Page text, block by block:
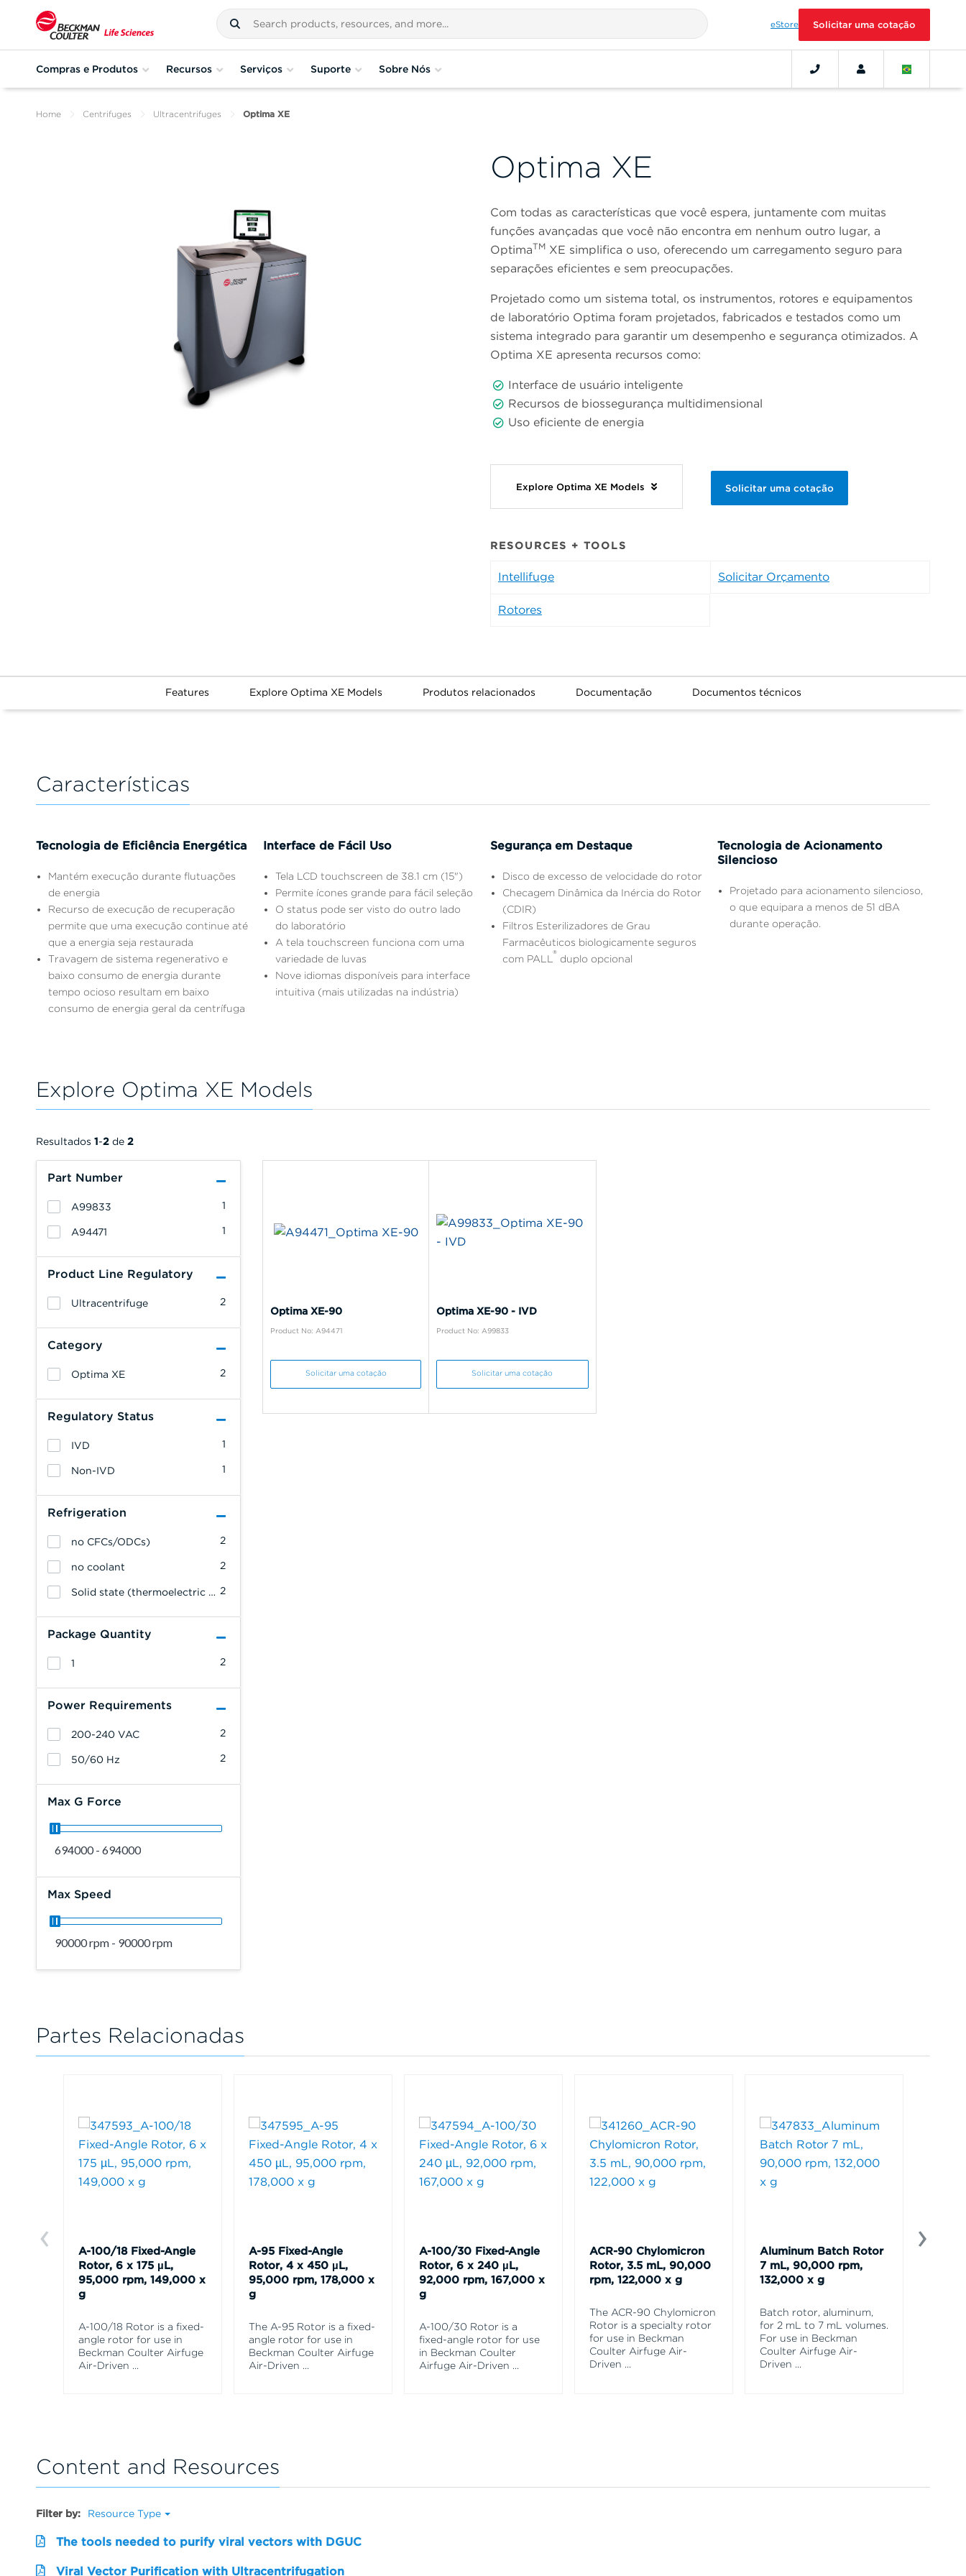
eStore Solicitar uma cotação
Compras e Produtos Recursos Serviços Suporte Sobre Nós
Home Centrifuges Ultracentrifuges Optima XE
Optima XE
Com todas as características que você espera, juntamente com muitas
funções avançadas que você não encontra em nenhum outro lugar, a
OptimaTM XE simplifica o uso, oferecendo um carregamento seguro para
separações eficientes e sem preocupações.
Projetado como um sistema total, os instrumentos, rotores e equipamentos
de laboratório Optima foram projetados, fabricados e testados como um
sistema integrado para garantir um desempenho e segurança otimizados. A
Optima XE apresenta recursos como:
Interface de usuário inteligente
Recursos de biossegurança multidimensional
Uso eficiente de energia
Explore Optima XE Models Solicitar uma cotação
RESOURCES + TOOLS
Intellifuge Solicitar Orçamento
Rotores
Features Explore Optima XE Models Produtos relacionados Documentação Documentos técnicos
Características
Tecnologia de Eficiência Energética
Mantém execução durante flutuações
de energia
Recurso de execução de recuperação
permite que uma execução continue até
que a energia seja restaurada
Travagem de sistema regenerativo e
baixo consumo de energia durante
tempo ocioso resultam em baixo
consumo de energia geral da centrífuga
Interface de Fácil Uso
Tela LCD touchscreen de 38.1 cm (15")
Permite ícones grande para fácil seleção
O status pode ser visto do outro lado
do laboratório
A tela touchscreen funciona com uma
variedade de luvas
Nove idiomas disponíveis para interface
intuitiva (mais utilizadas na indústria)
Segurança em Destaque
Disco de excesso de velocidade do rotor
Checagem Dinâmica da Inércia do Rotor
(CDIR)
Filtros Esterilizadores de Grau
Farmacêuticos biologicamente seguros
com PALL ® duplo opcional
Tecnologia de Acionamento
Silencioso
Projetado para acionamento silencioso,
o que equipara a menos de 51 dBA
durante operação.
Explore Optima XE Models
Part Number
1
A99833
1
A94471
Product Line Regulatory
2
Ultracentrifuge
Category
2
Optima XE
Regulatory Status
1
IVD
1
Non-IVD
Refrigeration
2
no CFCs/ODCs)
2
no coolant
2
Solid state (thermoelectric temperature control system with forced air
Package Quantity
2
1
Power Requirements
2
200-240 VAC
2
50/60 Hz
Max G Force
694000 - 694000
Max Speed
90000 rpm - 90000 rpm
Resultados 1-2 de 2
Optima XE-90
Product No: A94471
Solicitar uma cotação
Optima XE-90 - IVD
Product No: A99833
Solicitar uma cotação
Partes Relacionadas
A-100/18 Fixed-Angle
Rotor, 6 x 175 µL,
95,000 rpm, 149,000 x
g
A-100/18 Rotor is a fixed-
angle rotor for use in
Beckman Coulter Airfuge
Air-Driven ...
A-95 Fixed-Angle
Rotor, 4 x 450 µL,
95,000 rpm, 178,000 x
g
The A-95 Rotor is a fixed-
angle rotor for use in
Beckman Coulter Airfuge
Air-Driven ...
A-100/30 Fixed-Angle
Rotor, 6 x 240 µL,
92,000 rpm, 167,000 x
g
A-100/30 Rotor is a
fixed-angle rotor for use
in Beckman Coulter
Airfuge Air-Driven ...
ACR-90 Chylomicron
Rotor, 3.5 mL, 90,000
rpm, 122,000 x g
The ACR-90 Chylomicron
Rotor is a specialty rotor
for use in Beckman
Coulter Airfuge Air-
Driven ...
Aluminum Batch Rotor
7 mL, 90,000 rpm,
132,000 x g
Batch rotor, aluminum,
for 2 mL to 7 mL volumes.
For use in Beckman
Coulter Airfuge Air-
Driven ...
Content and Resources
Filter by: Resource Type
The tools needed to purify viral vectors with DGUC
Viral Vector Purification with Ultracentrifugation